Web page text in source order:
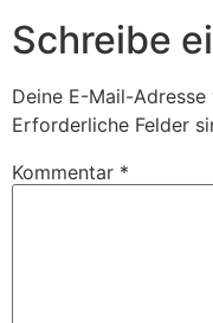
Schreibe
Deine E-Mail-
Erforderliche Felder
Kommentar *